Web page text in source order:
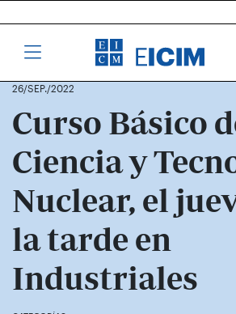
26/SEP./2022
Curso Básico
Ciencia y
Nuclear, el
la tarde en
Industriales